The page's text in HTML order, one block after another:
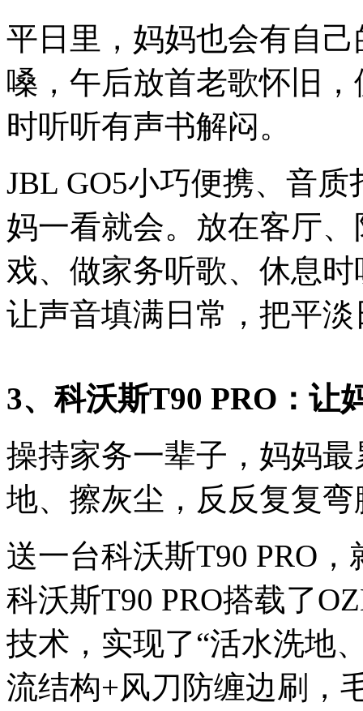
平日里，妈妈也会有自
嗓，午后放首老歌怀旧
时听听有声书解闷。
JBL GO5小巧便携、音
妈一看就会。放在客厅
戏、做家务听歌、休息
让声音填满日常，把平
3、科沃斯T90 PRO：让
操持家务一辈子，妈妈
地、擦灰尘，反反复复
送一台科沃斯T90 PRO
科沃斯T90 PRO搭载了
技术，实现了“活水洗地
流结构+风刀防缠边刷，